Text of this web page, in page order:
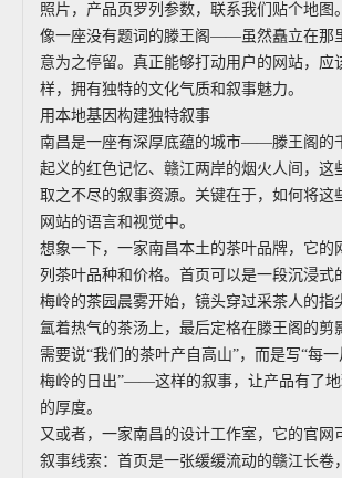
照片，产品页罗列参数，联系我们贴个地图
像一座没有题词的滕王阁——虽然矗立在那
意为之停留。真正能够打动用户的网站，应
样，拥有独特的文化气质和叙事魅力。
用本地基因构建独特叙事
南昌是一座有深厚底蕴的城市——滕王阁的
起义的红色记忆、赣江两岸的烟火人间，这
取之不尽的叙事资源。关键在于，如何将这
网站的语言和视觉中。
想象一下，一家南昌本土的茶叶品牌，它的
列茶叶品种和价格。首页可以是一段沉浸式
梅岭的茶园晨雾开始，镜头穿过采茶人的指
氲着热气的茶汤上，最后定格在滕王阁的剪
需要说“我们的茶叶产自高山”，而是写“每
梅岭的日出”——这样的叙事，让产品有了
的厚度。
又或者，一家南昌的设计工作室，它的官网
叙事线索：首页是一张缓缓流动的赣江长卷